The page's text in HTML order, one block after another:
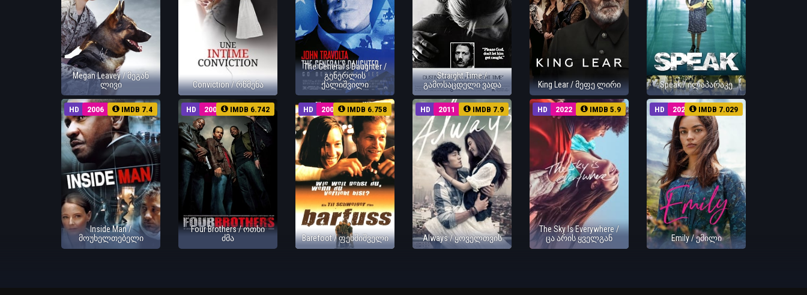
Megan Leavey / მეგან
ლივი
Conviction / რწმენა
The General's Daughter /
გენერლის
ქალიშვილი
Straight Time /
გამოსაცდელი ვადა
King Lear / მეფე ლირი Speak / ილაპარაკე
HD 2006 IMDB 7.4
Inside Man /
მოუხელთებელი
HD 2005 IMDB 6.742
Four Brothers / ოთხი
ძმა
HD 2005 IMDB 6.758
Barefoot / ფეხშიშველი
HD 2011 IMDB 7.9
Always / ყოველთვის
HD 2022 IMDB 5.9
The Sky Is Everywhere /
ცა არის ყველგან
HD 2022 IMDB 7.029
Emily / ემილი